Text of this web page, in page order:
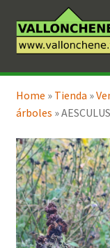
a
la
al
contenido
Tienda en línea
Home » Tienda »
árboles »